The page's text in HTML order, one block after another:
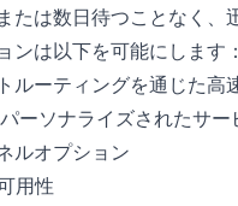
たは数日待つことなく
ンは以下を可能にします：
ルーティングを通じた高
ーソナライズされたサー
ルオプション
用性